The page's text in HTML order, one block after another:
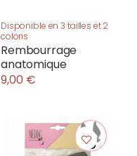
Disponible en 3 tailles et 2
coloris
Rembourrage
anatomique
9,00 €